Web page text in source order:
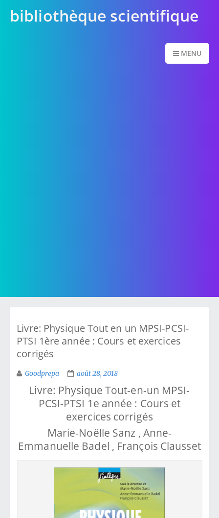
bibliothèque scientifique
MENU
Livre: Physique Tout en un MPSI-PCSI-
PTSI 1ère année : Cours et exercices
corrigés
Goodprepa août 28, 2018
Livre: Physique Tout-en-un MPSI-
PCSI-PTSI 1e année : Cours et
exercices corrigés
Marie-Noëlle Sanz , Anne-
Emmanuelle Badel , François Clausset